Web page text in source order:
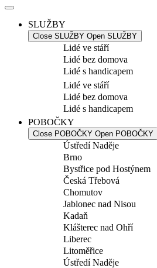
SLUŽBY
Close SLUŽBY Open SLUŽBY
Lidé ve stáří
Lidé bez domova
Lidé s handicapem
Lidé ve stáří
Lidé bez domova
Lidé s handicapem
POBOČKY
Close POBOČKY Open POBOČKY
Ústředí Naděje
Brno
Bystřice pod Hostýnem
Česká Třebová
Chomutov
Jablonec nad Nisou
Kadaň
Klášterec nad Ohří
Liberec
Litoměřice
Ústředí Naděje